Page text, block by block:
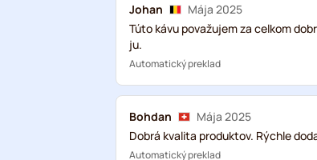
Johan
Mája 2025
Túto kávu považujem za celkom
ju.
Automatický preklad
Bohdan
Mája 2025
Dobrá kvalita produktov. Rýchle
Automatický preklad